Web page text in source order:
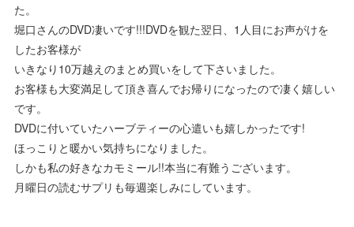
た。
堀口さんのDVD凄いです!!!DVDを観た翌日、1人目にお声がけを
したお客様が
いきなり10万越えのまとめ買いをして下さいました。
お客様も大変満足して頂き喜んでお帰りになったので凄く嬉しい
です。
DVDに付いていたハーブティーの心遣いも嬉しかったです!
ほっこりと暖かい気持ちになりました。
しかも私の好きなカモミール!!本当に有難うございます。
月曜日の読むサプリも毎週楽しみにしています。